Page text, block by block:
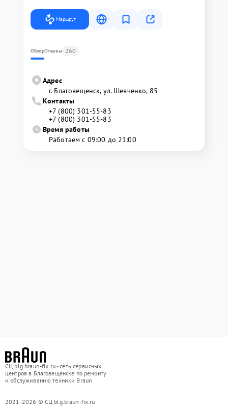
Маршрут
ОбзорОтзывы 260
Адрес
г. Благовещенск, ул. Шевченко, 85
Контакты
+7 (800) 301-55-83
+7 (800) 301-55-83
Время работы
Работаем с 09:00 до 21:00
СЦ blg.braun-fix.ru - сеть сервисных
центров в Благовещенске по ремонту
и обслуживанию техники Braun
2021-2026 © СЦ blg.braun-fix.ru